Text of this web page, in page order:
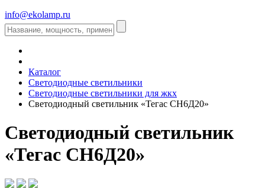
info@ekolamp.ru
Каталог
Светодиодные светильники
Светодиодные светильники для жкх
Светодиодный светильник «Тегас СН6Д20»
Светодиодный светильник
«Тегас СН6Д20»